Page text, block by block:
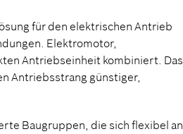
für den elektrischen Antrieb
Elektromotor,
Antriebseinheit kombiniert. Das
Antriebsstrang günstiger,
Baugruppen, die sich flexibel an